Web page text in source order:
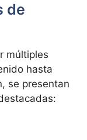
de
múltiples
hasta
se presentan